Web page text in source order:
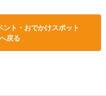
ント・おでかけスポット
戻る